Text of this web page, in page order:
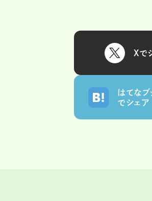
Xで
はてなブ
でシェア